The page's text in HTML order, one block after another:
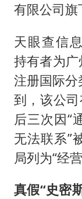
有限公司旗
天眼查信
持有者为
注册国际分
到，该公
后三次因“
无法联系”
局列为“经营
真假“史密